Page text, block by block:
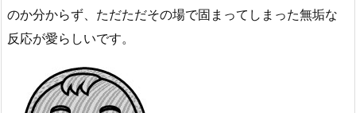
のか分からず、ただただその場で固まってしまった無垢な
反応が愛らしいです。